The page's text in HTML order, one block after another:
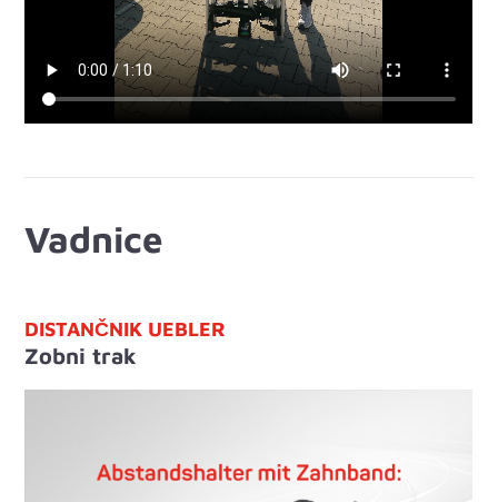
Vadnice
DISTANČNIK UEBLER
Zobni trak